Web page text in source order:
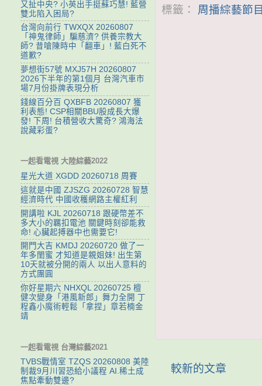
標籤： 周播綜藝節
較新的文章
又扯中央? 小英出手挺蘇巧慧! 藍營
雙北陷入困局?
台灣向前行 TWXQX 20260807
「神鬼律師」騙慈濟? 供養宗教大
師? 昔嗆陳時中「翻車」! 藍白死不
道歉?
夢想街57號 MXJ57H 20260807
2026下半年的第1個月 台灣汽車市
場7月份掛牌表現分析
錢線百分百 QXBFB 20260807 獲
利表態! CSP相關BBU股成長大爆
發! 下周! 台積營收大驚奇? 鴻海法
說藏彩蛋?
一起看電視 大陸綜藝2022
星光大道 XGDD 20260718 周賽
這就是中國 ZJSZG 20260728 智慧
經濟時代 中國收穫網路主權紅利
開講啦 KJL 20260718 跟硬幣差不
多大小的羈扣電池 關鍵時刻卻能救
命! 心臟起搏器中也需要它!
開門大吉 KMDJ 20260720 做了一
年多閨蜜 才知道是親姐妹! 出生第
10天就被分開的兩人 以出人意料的
方式團圓
你好星期六 NHXQL 20260725 檀
健次變身「港風新郎」舞力全開 丁
程鑫小魔術輕鬆「拿捏」章若楠金
靖
一起看電視 台灣綜藝2021
TVBS戰情室 TZQS 20260808 美陸
制裁9月川習恐給小議程 AI.稀土成
焦點牽動雙邊?